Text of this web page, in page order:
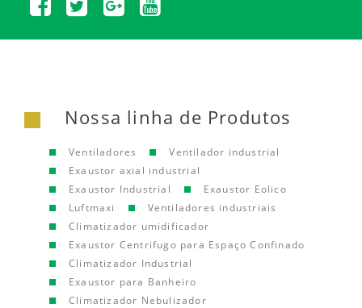
Nossa linha de Produtos
Ventiladores
Ventilador industrial
Exaustor axial industrial
Exaustor Industrial
Exaustor Eolico
Luftmaxi
Ventiladores industriais
Climatizador umidificador
Exaustor Centrifugo para Espaço Confinado
Climatizador Industrial
Exaustor para Banheiro
Climatizador Nebulizador